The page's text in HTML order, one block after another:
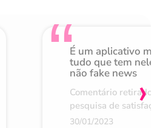
É um aplicativo
tudo que tem nele
não fake news
Comentário retirado
pesquisa de
30/01/2023
›